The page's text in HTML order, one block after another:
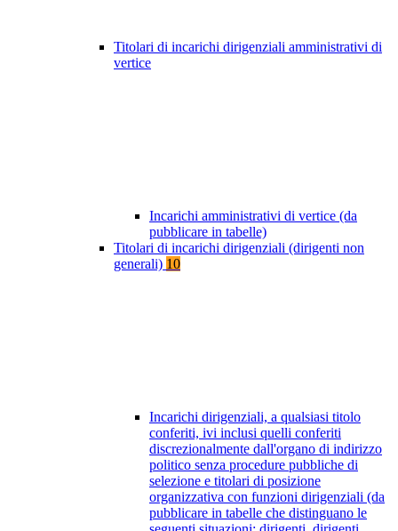
Titolari di incarichi dirigenziali amministrativi di
vertice
Incarichi amministrativi di vertice (da
pubblicare in tabelle)
Titolari di incarichi dirigenziali (dirigenti non
generali) 10
Incarichi dirigenziali, a qualsiasi titolo
conferiti, ivi inclusi quelli conferiti
discrezionalmente dall'organo di indirizzo
politico senza procedure pubbliche di
selezione e titolari di posizione
organizzativa con funzioni dirigenziali (da
pubblicare in tabelle che distinguano le